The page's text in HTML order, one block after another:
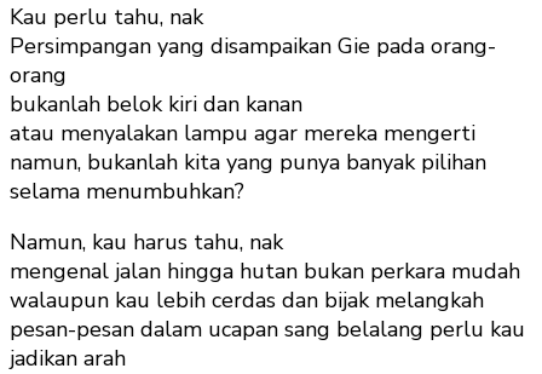
Kau perlu tahu, nak
Persimpangan yang disampaikan Gie pada orang-
orang
bukanlah belok kiri dan kanan
atau menyalakan lampu agar mereka mengerti
namun, bukanlah kita yang punya banyak pilihan
selama menumbuhkan?
Namun, kau harus tahu, nak
mengenal jalan hingga hutan bukan perkara mudah
walaupun kau lebih cerdas dan bijak melangkah
pesan-pesan dalam ucapan sang belalang perlu kau
jadikan arah